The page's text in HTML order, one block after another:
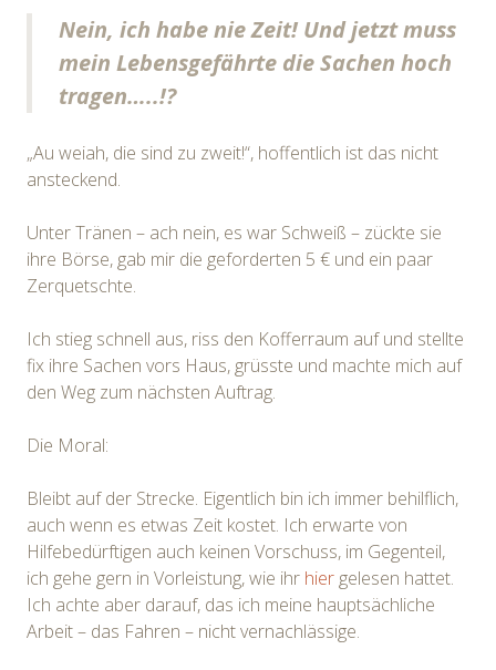
Nein, ich habe nie Zeit! Und jetzt muss
mein Lebensgefährte die Sachen hoch
tragen…..!?
„Au weiah, die sind zu zweit!“, hoffentlich ist das nicht
ansteckend.
Unter Tränen – ach nein, es war Schweiß – zückte sie
ihre Börse, gab mir die geforderten 5 € und ein paar
Zerquetschte.
Ich stieg schnell aus, riss den Kofferraum auf und stellte
fix ihre Sachen vors Haus, grüsste und machte mich auf
den Weg zum nächsten Auftrag.
Die Moral:
Bleibt auf der Strecke. Eigentlich bin ich immer behilflich,
auch wenn es etwas Zeit kostet. Ich erwarte von
Hilfebedürftigen auch keinen Vorschuss, im Gegenteil,
ich gehe gern in Vorleistung, wie ihr hier gelesen hattet.
Ich achte aber darauf, das ich meine hauptsächliche
Arbeit – das Fahren – nicht vernachlässige.